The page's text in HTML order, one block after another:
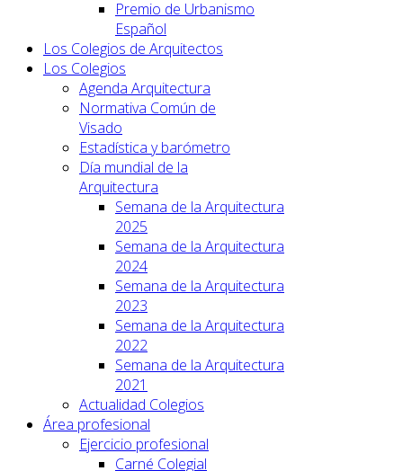
Premio de Urbanismo
Español
Los Colegios de Arquitectos
Los Colegios
Agenda Arquitectura
Normativa Común de
Visado
Estadística y barómetro
Día mundial de la
Arquitectura
Semana de la Arquitectura
2025
Semana de la Arquitectura
2024
Semana de la Arquitectura
2023
Semana de la Arquitectura
2022
Semana de la Arquitectura
2021
Actualidad Colegios
Área profesional
Ejercicio profesional
Carné Colegial